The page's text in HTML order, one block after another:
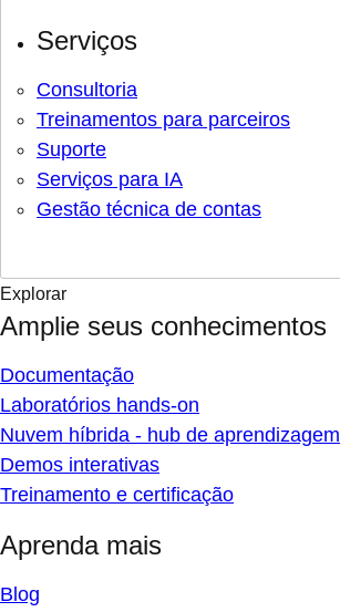
Serviços
Consultoria
Treinamentos para parceiros
Suporte
Serviços para IA
Gestão técnica de contas
Explorar
Amplie seus conhecimentos
Documentação
Laboratórios hands-on
Nuvem híbrida - hub de aprendizagem
Demos interativas
Treinamento e certificação
Aprenda mais
Blog